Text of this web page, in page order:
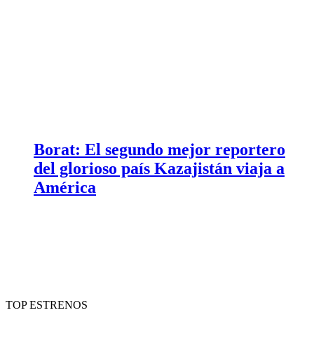
Borat: El segundo mejor reportero
del glorioso país Kazajistán viaja a
América
TOP ESTRENOS